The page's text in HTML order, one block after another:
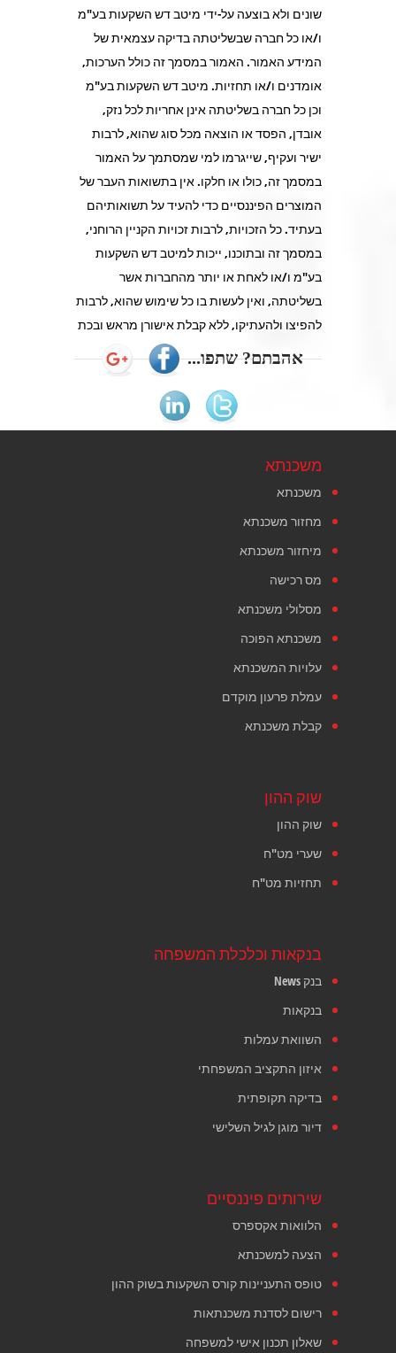
שונים ולא בוצעה על-ידי מיטב דש השקעות בע"מ
ו/או כל חברה שבשליטתה בדיקה עצמאית של
המידע האמור. האמור במסמך זה כולל הערכות,
אומדנים ו/או תחזיות. מיטב דש השקעות בע"מ
וכן כל חברה בשליטתה אינן אחריות לכל נזק,
אובדן, הפסד או הוצאה מכל סוג שהוא, לרבות
ישיר ועקיף, שייגרמו למי שמסתמך על האמור
במסמך זה, כולו או חלקו. אין בתשואות העבר של
המוצרים הפיננסיים כדי להעיד על תשואותיהם
בעתיד. כל הזכויות, לרבות זכויות הקניין הרוחני,
במסמך זה ובתוכנו, ייכות למיטב דש השקעות
בע"מ ו/או לאחת או יותר מהחברות אשר
בשליטתה, ואין לעשות בו כל שימוש שהוא, לרבות
להפיצו ולהעתיקו, ללא קבלת אישורן מראש ובכת
אהבתם? שתפו...
משכנתא
משכנתא
מחזור משכנתא
מיחזור משכנתא
מס רכישה
מסלולי משכנתא
משכנתא הפוכה
עלויות המשכנתא
עמלת פרעון מוקדם
קבלת משכנתא
שוק ההון
שוק ההון
שערי מט"ח
תחזיות מט"ח
בנקאות וכלכלת המשפחה
בנק News
בנקאות
השוואת עמלות
איזון התקציב המשפחתי
בדיקה תקופתית
דיור מוגן לגיל השלישי
שירותים פיננסיים
הלוואות אקספרס
הצעה למשכנתא
טופס התעניינות קורס השקעות בשוק ההון
רישום לסדנת משכנתאות
שאלון תכנון אישי למשפחה